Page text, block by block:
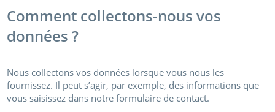
Comment collectons-nous vos
données ?
Nous collectons vos données lorsque vous nous les
fournissez. Il peut s’agir, par exemple, des informations que
vous saisissez dans notre formulaire de contact.